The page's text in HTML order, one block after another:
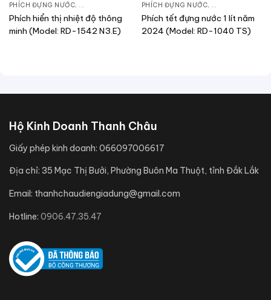
PHÍCH ĐỰNG NƯỚC, SẢN PHẨM KHÁC
Phích hiển thị nhiệt độ thông
minh (Model: RD-1542 N3.E)
PHÍCH ĐỰNG NƯỚC, SẢN PHẨM KHÁC
Phích tết đựng nước 1 lít năm
2024 (Model: RD-1040 TS)
Hộ Kinh Doanh Thanh Châu
Giấy phép kinh doanh: 066097006617
Địa chỉ: 35 Mạc Thị Bưởi, Phường Buôn Ma Thuột, tỉnh Đắk Lắk
Email: thanhchaudiengiadung@gmail.com
Hotline: 0906.47.35.47